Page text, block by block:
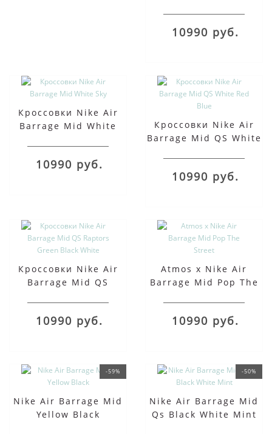
10990 руб.
Кроссовки Nike Air
Barrage Mid White
10990 руб.
Кроссовки Nike Air
Barrage Mid QS White
10990 руб.
Кроссовки Nike Air
Barrage Mid QS
10990 руб.
Atmos x Nike Air
Barrage Mid Pop The
10990 руб.
-59%
Nike Air Barrage Mid
Yellow Black
-50%
Nike Air Barrage Mid
Qs Black White Mint